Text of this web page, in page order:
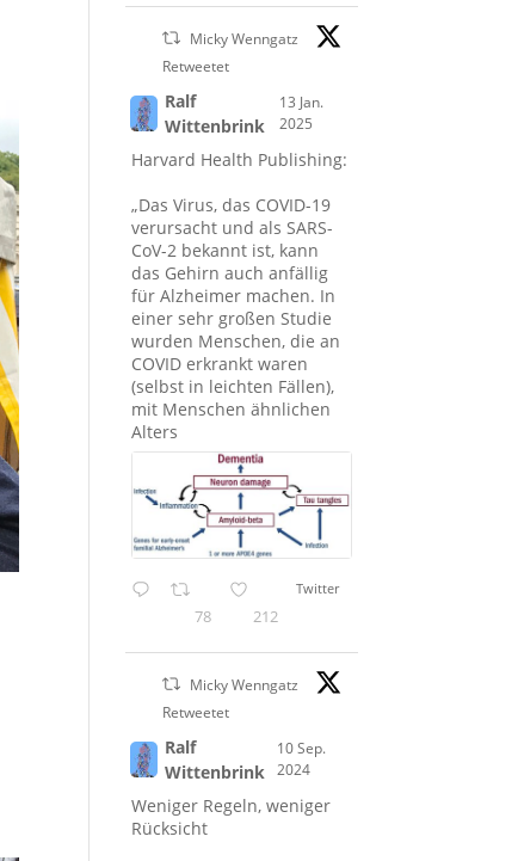
Micky Wenngatz
Retweetet
Ralf
Wittenbrink
13 Jan.
2025
Harvard Health Publishing:
„Das Virus, das COVID-19
verursacht und als SARS-
CoV-2 bekannt ist, kann
das Gehirn auch anfällig
für Alzheimer machen. In
einer sehr großen Studie
wurden Menschen, die an
COVID erkrankt waren
(selbst in leichten Fällen),
mit Menschen ähnlichen
Alters
78 212
Twitter
Micky Wenngatz
Retweetet
Ralf
Wittenbrink
10 Sep.
2024
Weniger Regeln, weniger
Rücksicht